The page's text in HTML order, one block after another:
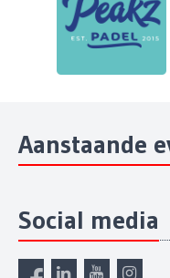
Aanstaande
Social media